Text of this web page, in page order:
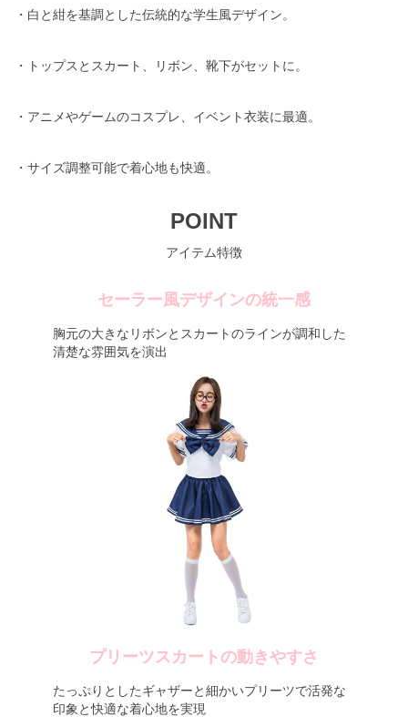
・白と紺を基調とした伝統的な学生風デザイン。
・トップスとスカート、リボン、靴下がセットに。
・アニメやゲームのコスプレ、イベント衣装に最適。
・サイズ調整可能で着心地も快適。
POINT
アイテム特徴
セーラー風デザインの統一感
胸元の大きなリボンとスカートのラインが調和した
清楚な雰囲気を演出
プリーツスカートの動きやすさ
たっぷりとしたギャザーと細かいプリーツで活発な
印象と快適な着心地を実現